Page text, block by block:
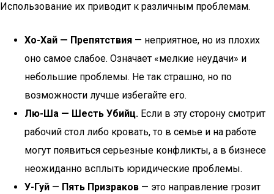
Использование их приводит к различным проблемам.
Хо-Хай — Препятствия — неприятное, но из плохих
оно самое слабое. Означает «мелкие неудачи» и
небольшие проблемы. Не так страшно, но по
возможности лучше избегайте его.
Лю-Ша — Шесть Убийц. Если в эту сторону смотрит
рабочий стол либо кровать, то в семье и на работе
могут появиться серьезные конфликты, а в бизнесе
неожиданно всплыть юридические проблемы.
У-Гуй — Пять Призраков — это направление грозит